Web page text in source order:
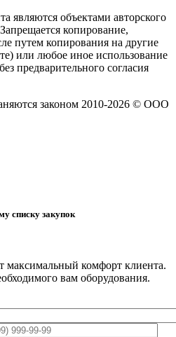
являются объектами авторского
копирование,
путем копирования на другие
или любое иное использование
предварительного согласия
законом 2010-2026 © ООО
списку закупок
максимальный комфорт клиента.
вам оборудования.